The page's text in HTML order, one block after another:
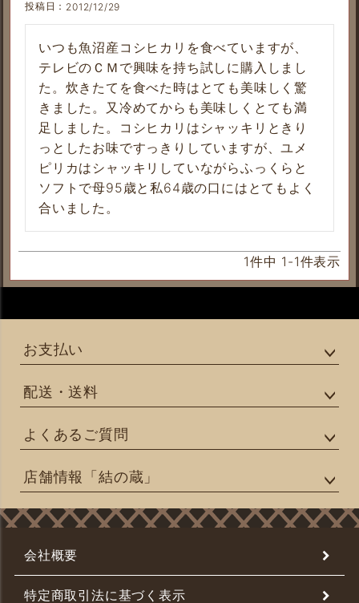
投稿日 2012/12/29
いつも魚沼産コシヒカリを食べていますが、
テレビのＣＭで興味を持ち試しに購入しまし
た。炊きたてを食べた時はとても美味しく驚
きました。又冷めてからも美味しくとても満
足しました。コシヒカリはシャッキリときり
っとしたお味ですっきりしていますが、ユメ
ピリカはシャッキリしていながらふっくらと
ソフトで母95歳と私64歳の口にはとてもよく
合いました。
1件中 1 -1件表示
お支払い
配送・送料
よくあるご質問
店舗情報「結の蔵」
会社概要
特定商取引法に基づく表示